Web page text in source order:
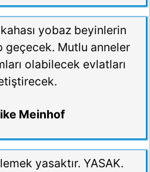
yobaz beyinlerin
geçecek. Mutlu anneler
olabilecek evlatları
Meinhof
yasaktır. YASAK.